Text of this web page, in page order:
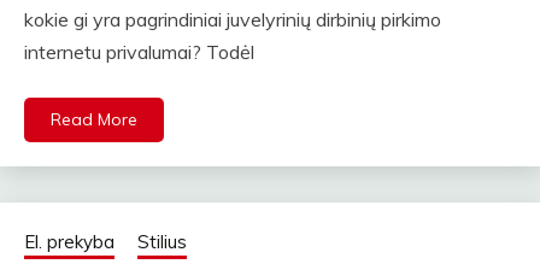
kokie gi yra pagrindiniai juvelyrinių dirbinių pirkimo
internetu privalumai? Todėl
Read More
El. prekyba Stilius